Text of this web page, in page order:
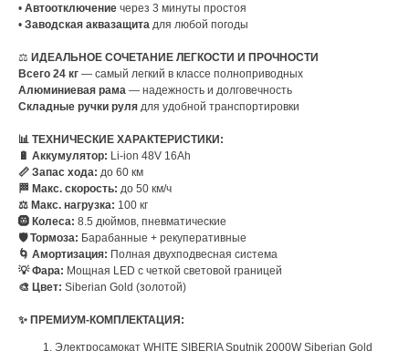
• Автоотключение через 3 минуты простоя
• Заводская аквазащита для любой погоды
⚖️ ИДЕАЛЬНОЕ СОЧЕТАНИЕ ЛЕГКОСТИ И ПРОЧНОСТИ
Всего 24 кг — самый легкий в классе полноприводных
Алюминиевая рама — надежность и долговечность
Складные ручки руля для удобной транспортировки
📊 ТЕХНИЧЕСКИЕ ХАРАКТЕРИСТИКИ:
🔋 Аккумулятор: Li-ion 48V 16Ah
📏 Запас хода: до 60 км
🏁 Макс. скорость: до 50 км/ч
⚖️ Макс. нагрузка: 100 кг
🛞 Колеса: 8.5 дюймов, пневматические
🛡️ Тормоза: Барабанные + рекуперативные
🌀 Амортизация: Полная двухподвесная система
💡 Фара: Мощная LED с четкой световой границей
🎨 Цвет: Siberian Gold (золотой)
✨ ПРЕМИУМ-КОМПЛЕКТАЦИЯ:
Электросамокат WHITE SIBERIA Sputnik 2000W Siberian Gold